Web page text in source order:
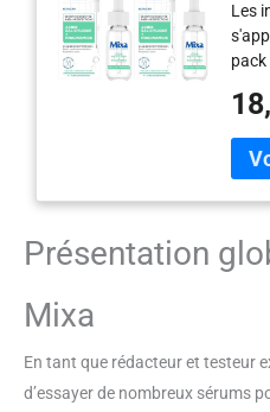
de
Les
les
Présentation
Mixa
En tant que rédacteur et testeur
d’essayer de nombreux sérums